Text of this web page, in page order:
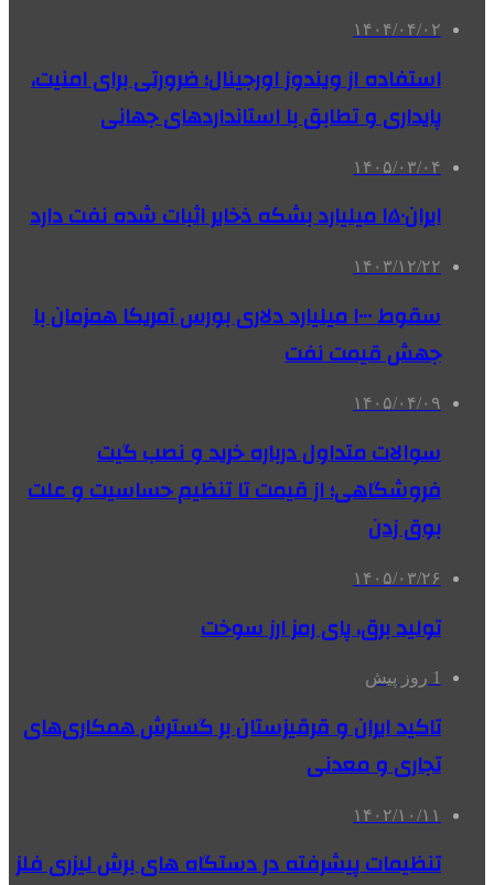
۱۴۰۴/۰۴/۰۲
استفاده از ویندوز اورجینال؛ ضرورتی برای امنیت،
پایداری و تطابق با استانداردهای جهانی
۱۴۰۵/۰۳/۰۴
ایران۱۵۰ میلیارد بشکه ذخایر اثبات شده نفت دارد
۱۴۰۳/۱۲/۲۲
سقوط ۱۰۰۰ میلیارد دلاری بورس آمریکا همزمان با
جهش قیمت نفت
۱۴۰۵/۰۴/۰۹
سوالات متداول درباره خرید و نصب گیت
فروشگاهی؛ از قیمت تا تنظیم حساسیت و علت
بوق زدن
۱۴۰۵/۰۳/۲۶
تولید برق، پای رمز ارز سوخت
1 روز پیش
تاکید ایران و قرقیزستان بر گسترش همکاری‌های
تجاری و معدنی
۱۴۰۲/۱۰/۱۱
تنظیمات پیشرفته در دستگاه های برش لیزری فلز